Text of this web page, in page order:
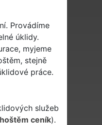
Provádíme
úklidy.
myjeme
stejně
práce.
služeb
ceník).